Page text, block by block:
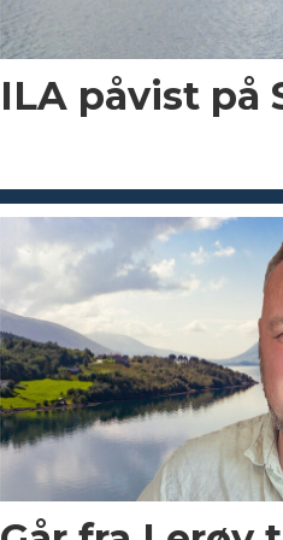
ILA påvist på